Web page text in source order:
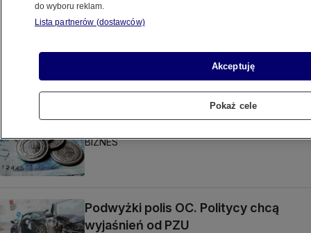
BIZNES
Atak hakerów na metro w San
BIZNES
Podwyżki polis OC. Politycy chcą
wyjaśnień od PZU
do wyboru reklam.
Lista partnerów (dostawców)
Akceptuję
Pokaż cele